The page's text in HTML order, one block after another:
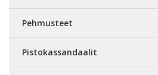
Pehmusteet
Pistokassandaalit